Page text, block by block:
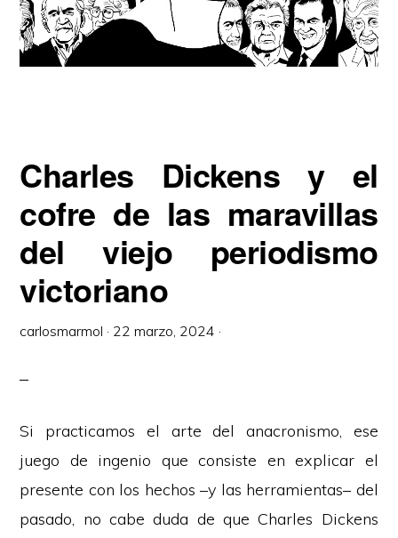
Charles Dickens y el
cofre de las maravillas
del viejo periodismo
victoriano
carlosmarmol · 22 marzo, 2024 ·
Si practicamos el arte del anacronismo, ese
juego de ingenio que consiste en explicar el
presente con los hechos –y las herramientas– del
pasado, no cabe duda de que Charles Dickens